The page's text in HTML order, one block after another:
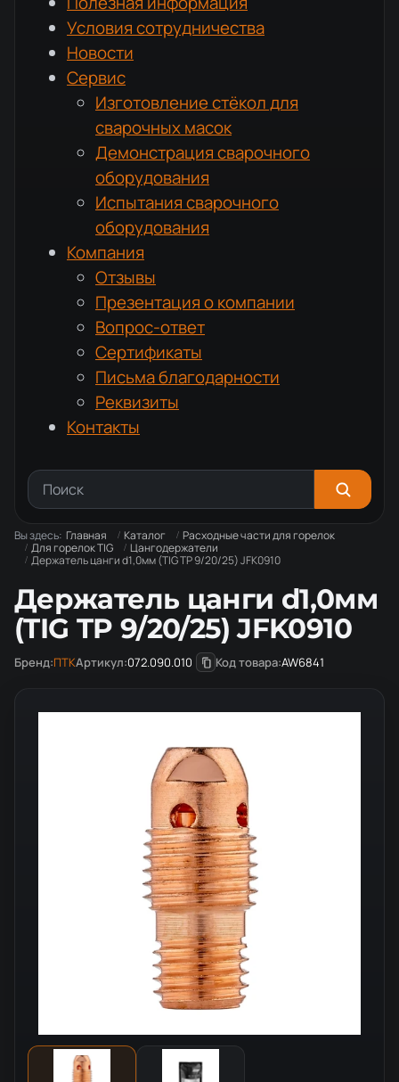
Условия сотрудничества
Новости
Сервис
Изготовление стёкол для
сварочных масок
Демонстрация сварочного
оборудования
Испытания сварочного
оборудования
Компания
Отзывы
Презентация о компании
Вопрос-ответ
Сертификаты
Письма благодарности
Реквизиты
Контакты
Вы здесь: Главная Каталог
Расходные части для горелок
Для горелок TIG
Цангодержатели
Держатель цанги d1,0мм (TIG TP 9/20/25) JFK0910
Держатель цанги d1,0мм
(TIG TP 9/20/25) JFK0910
Бренд:ПТКАртикул:072.090.010 Код товара:AW6841